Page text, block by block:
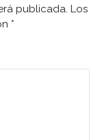
publicada. Los
*